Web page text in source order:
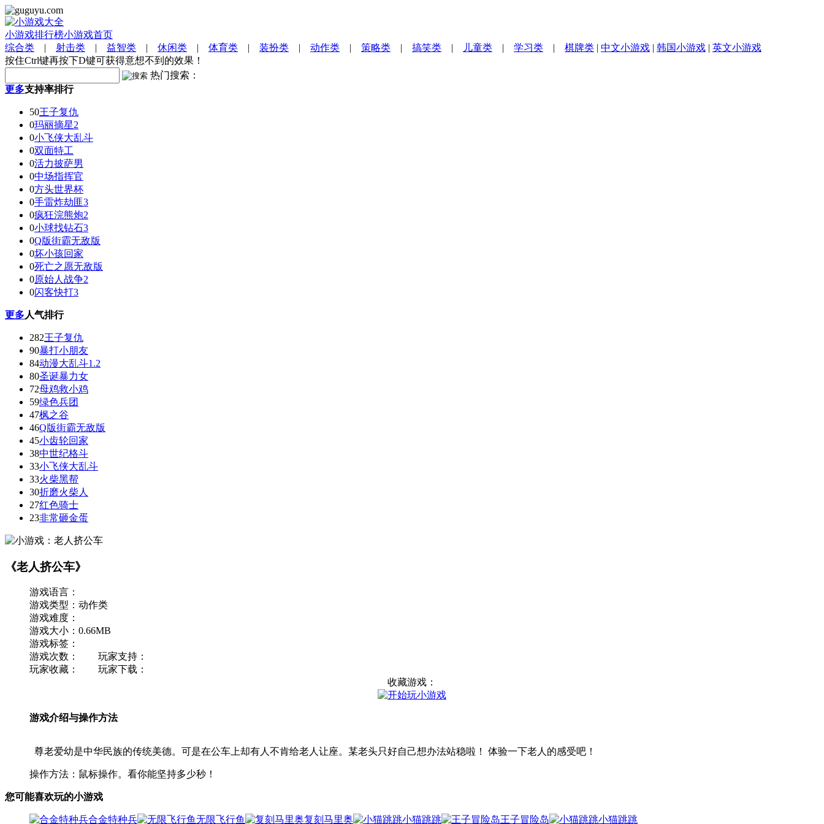
小游戏排行榜小游戏首页
综合类 | 射击类 | 益智类 | 休闲类 | 体育类 | 装扮类 | 动作类 | 策略类 | 搞笑类 | 儿童类 | 学习类 | 棋牌类 | 中文小游戏 | 韩国小游戏 | 英文小游戏
按住Ctrl键再按下D键可获得意想不到的效果！
热门搜索：
更多支持率排行
50王子复仇
0玛丽摘星2
0小飞侠大乱斗
0双面特工
0活力披萨男
0中场指挥官
0方头世界杯
0手雷炸劫匪3
0疯狂浣熊炮2
0小球找钻石3
0Q版街霸无敌版
0坏小孩回家
0死亡之愿无敌版
0原始人战争2
0闪客快打3
更多人气排行
282王子复仇
90暴打小朋友
84动漫大乱斗1.2
80圣诞暴力女
72母鸡救小鸡
59绿色兵团
47枫之谷
46Q版街霸无敌版
45小齿轮回家
38中世纪格斗
33小飞侠大乱斗
33火柴黑帮
30折磨火柴人
27红色骑士
23非常砸金蛋
《老人挤公车》
游戏语言：
游戏类型：动作类
游戏难度：
游戏大小：0.66MB
游戏标签：
游戏次数： 玩家支持：
玩家收藏： 玩家下载：
收藏游戏：
游戏介绍与操作方法
尊老爱幼是中华民族的传统美德。可是在公车上却有人不肯给老人让座。某老头只好自己想办法站稳啦！ 体验一下老人的感受吧！
操作方法：鼠标操作。看你能坚持多少秒！
您可能喜欢玩的小游戏
合金特种兵 无限飞行鱼 复刻马里奥 小猫跳跳 王子冒险岛 小猫跳跳